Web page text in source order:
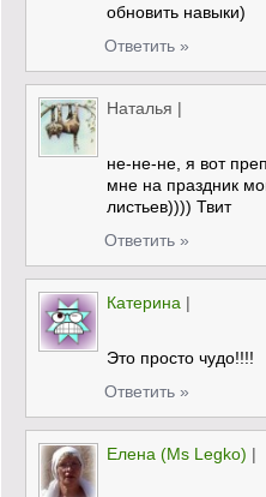
обновить навыки)
Ответить »
Наталья |
не-не-не, я вот
мне на праздник
листьев)))) Твит
Ответить »
Катерина |
Это просто чудо!!!!
Ответить »
Елена (Ms Legko) |